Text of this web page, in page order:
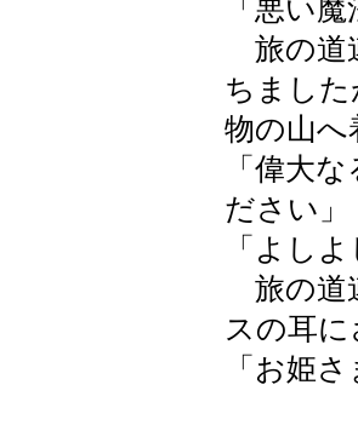
「悪い
旅の道
ちまし
物の山へ
「偉大
ださい」
「よし
旅の道
スの耳
「お姫